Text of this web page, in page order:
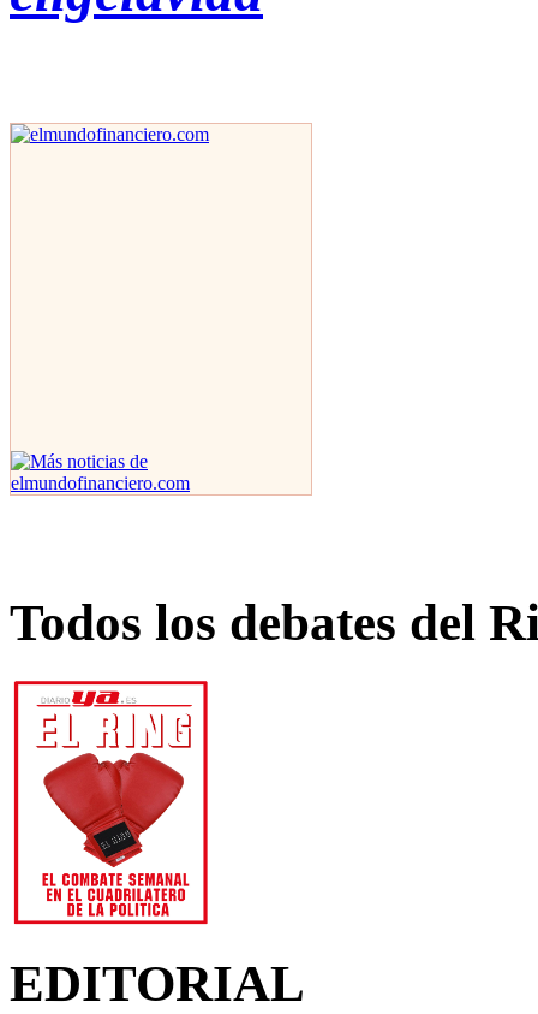
Todos los debates del
EDITORIAL